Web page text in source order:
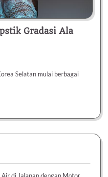
Gradasi Ala
Selatan mulai berbagai
di Jalanan dengan Motor